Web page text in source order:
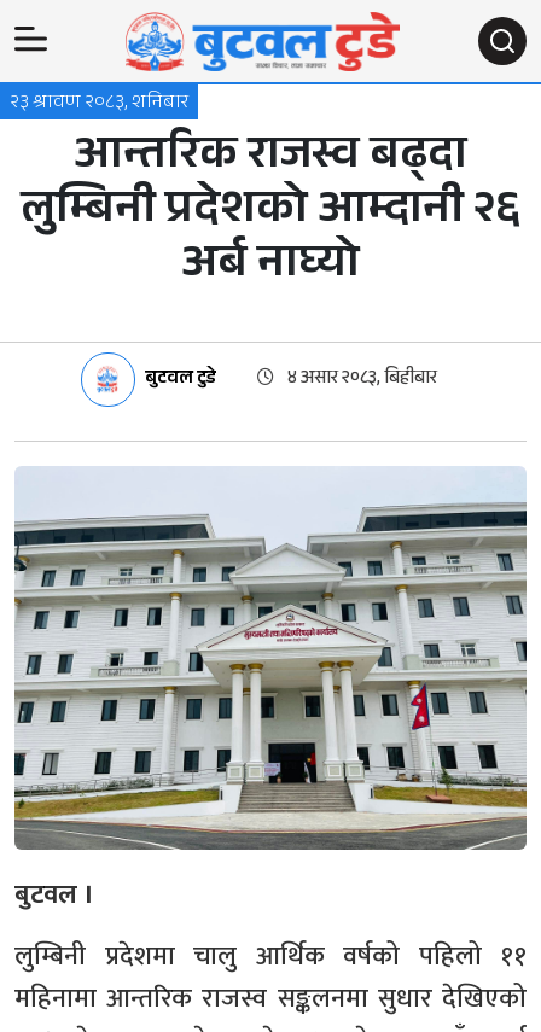
२३ श्रावण २०८३, शनिबार
आन्तरिक राजस्व बढ्दा
लुम्बिनी प्रदेशको आम्दानी २६
अर्ब नाघ्यो
बुटवल टुडे ४ असार २०८३, बिहीबार
बुटवल ।
लुम्बिनी प्रदेशमा चालु आर्थिक वर्षको पहिलो ११
महिनामा आन्तरिक राजस्व सङ्कलनमा सुधार देखिएको